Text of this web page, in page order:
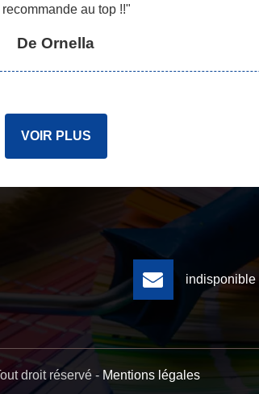
au top !!"
De Ornella
VOIR PLUS
indisponible
droit réservé - Mentions légales